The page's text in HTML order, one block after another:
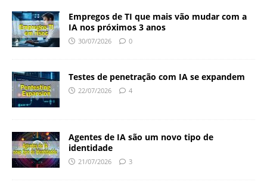
Empregos de TI que mais vão mudar com a
IA nos próximos 3 anos
30/07/2026 0
Testes de penetração com IA se expandem
22/07/2026 4
Agentes de IA são um novo tipo de
identidade
21/07/2026 3